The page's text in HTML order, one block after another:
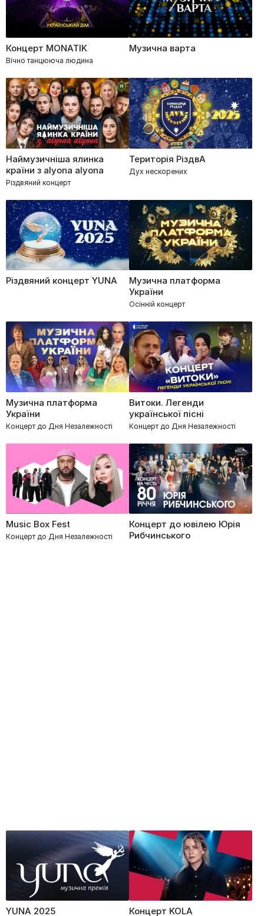
Концерт MONATIK
Вічно танцююча людина
Музична варта
Наймузичніша ялинка
країни з alyona alyona
Різдвяний концерт
Територія РіздвА
Дух нескорених
Різдвяний концерт YUNA
Музична платформа
України
Осінній концерт
Музична платформа
України
Концерт до Дня Незалежності
Витоки. Легенди
української пісні
Концерт до Дня Незалежності
Music Box Fest
Концерт до Дня Незалежності
Концерт до ювілею Юрія
Рибчинського
YUNA 2025 Концерт KOLA